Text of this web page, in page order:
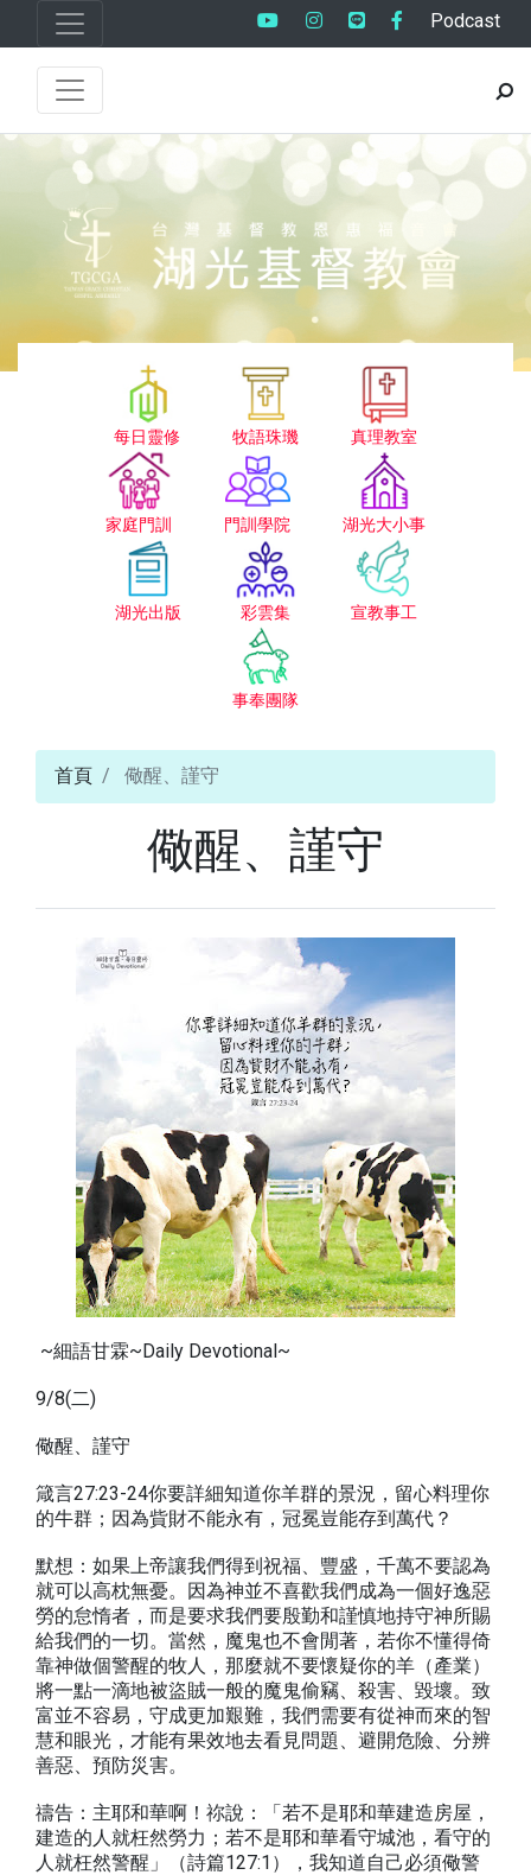
Podcast
每日靈修 牧語珠璣 真理教室
家庭門訓 門訓學院 湖光大小事
湖光出版 彩雲集 宣教事工
事奉團隊
首頁 儆醒、謹守
儆醒、謹守
~細語甘霖~Daily Devotional~
9/8(二)
儆醒、謹守
箴言27:23-24你要詳細知道你羊群的景況，留心料理你
的牛群；因為貲財不能永有，冠冕豈能存到萬代？
默想：如果上帝讓我們得到祝福、豐盛，千萬不要認為
就可以高枕無憂。因為神並不喜歡我們成為一個好逸惡
勞的怠惰者，而是要求我們要殷勤和謹慎地持守神所賜
給我們的一切。當然，魔鬼也不會閒著，若你不懂得倚
靠神做個警醒的牧人，那麼就不要懷疑你的羊（產業）
將一點一滴地被盜賊一般的魔鬼偷竊、殺害、毀壞。致
富並不容易，守成更加艱難，我們需要有從神而來的智
慧和眼光，才能有果效地去看見問題、避開危險、分辨
善惡、預防災害。
禱告：主耶和華啊！祢說：「若不是耶和華建造房屋，
建造的人就枉然勞力；若不是耶和華看守城池，看守的
人就枉然警醒」（詩篇127:1），我知道自己必須儆警